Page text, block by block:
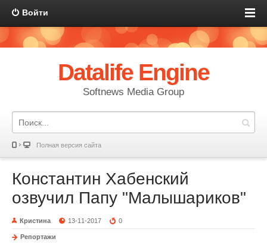
Войти
Datalife Engine
Softnews Media Group
Полная версия сайта
Константин Хабенский
озвучил Папу "Малышариков"
Кристина 13-11-2017 0
Репортажи